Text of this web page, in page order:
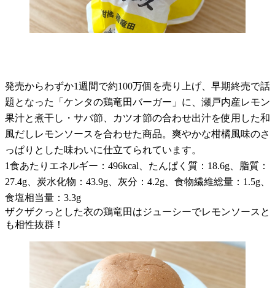
発売からわずか1週間で約100万個を売り上げ、早期終売で話
題となった「ケンタの鶏竜田バーガー」に、瀬戸内産レモン
果汁と煮干し・サバ節、カツオ節の合わせ出汁を使用した和
風だしレモンソースを合わせた商品。爽やかな柑橘風味のさ
っぱりとした味わいに仕立てられています。
1食あたりエネルギー：496kcal、たんぱく質：18.6g、脂質：
27.4g、炭水化物：43.9g、灰分：4.2g、食物繊維総量：1.5g、
食塩相当量：3.3g
ザクザクっとした衣の鶏竜田はジューシーでレモンソースと
も相性抜群！